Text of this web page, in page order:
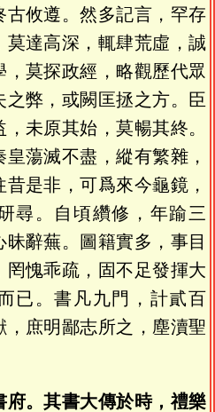
古攸遵。然多記言，罕存
莫達高深，輒肆荒虛，誠
，莫探政經，略觀歷代眾
之弊，或闕匡拯之方。臣
未原其始，莫暢其終。
蕩滅不盡，縱有繁雜，
是非，可爲來今龜鏡，
尋。自頃纘修，年踰三
辭蕪。圖籍實多，事目
罔愧乖疏，固不足發揮大
已。書凡九門，計貳百
，庶明鄙志所之，塵瀆聖
府。其書大傳於時，禮樂